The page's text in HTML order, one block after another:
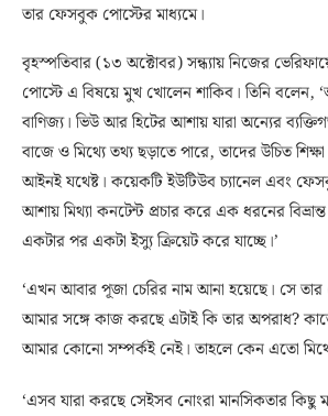
তার ফেসবুক পোস্টের মাধ্যমে।
বৃহস্পতিবার (১৩ অক্টোবর) সন্ধ্যায় নিজের
পোস্টে এ বিষয়ে মুখ খোলেন শাকিব। তিনি বলেন,
বাণিজ্য। ভিউ আর হিটের আশায় যারা অন্যের
বাজে ও মিথ্যে তথ্য ছড়াতে পারে, তাদের উচিত
আইনই যথেষ্ট। কয়েকটি ইউটিউব চ্যানেল এবং
আশায় মিথ্যা কনটেন্ট প্রচার করে এক ধরনের বিভ্রান্ত
একটার পর একটা ইস্যু ক্রিয়েট করে যাচ্ছে।’
‘এখন আবার পূজা চেরির নাম আনা হয়েছে। সে
আমার সঙ্গে কাজ করছে এটাই কি তার অপরাধ?
আমার কোনো সম্পর্কই নেই। তাহলে কেন এতো
‘এসব যারা করছে সেইসব নোংরা মানসিকতার কিছু